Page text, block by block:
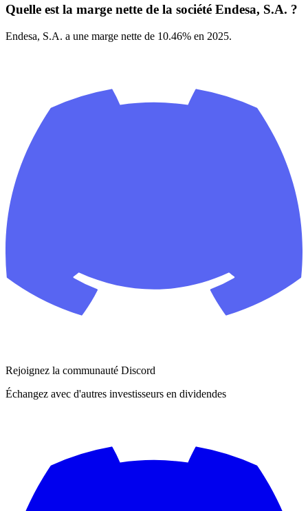
Quelle est la marge nette de la société Endesa, S.A. ?
Endesa, S.A. a une marge nette de 10.46% en 2025.
Rejoignez la communauté Discord
Échangez avec d'autres investisseurs en dividendes